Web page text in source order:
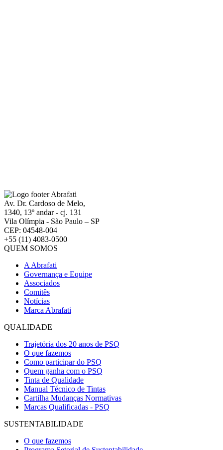
Av. Dr. Cardoso de Melo,
1340, 13º andar - cj. 131
Vila Olímpia - São Paulo – SP
CEP: 04548-004
+55 (11) 4083-0500
QUEM SOMOS
A Abrafati
Governança e Equipe
Associados
Comitês
Notícias
Marca Abrafati
QUALIDADE
Trajetória dos 20 anos de PSQ
O que fazemos
Como participar do PSQ
Quem ganha com o PSQ
Tinta de Qualidade
Manual Técnico de Tintas
Cartilha Mudanças Normativas
Marcas Qualificadas - PSQ
SUSTENTABILIDADE
O que fazemos